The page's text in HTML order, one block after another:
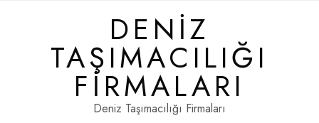
DENIZ
TAŞIMACILIĞI
FIRMALARI
Deniz Taşımacılığı Firmaları